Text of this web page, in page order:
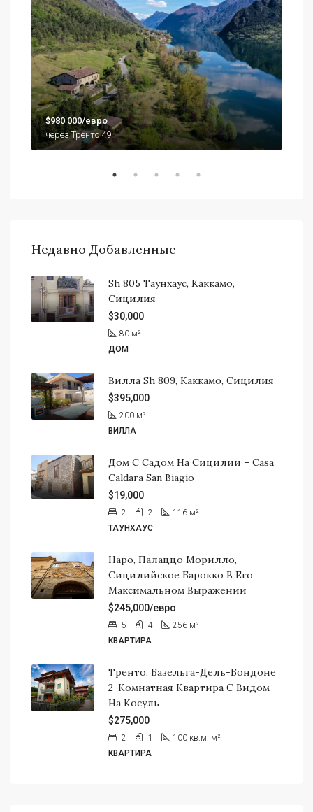
$980 000/евро
через Тренто 49
Недавно Добавленные
Sh 805 Таунхаус, Каккамо,
Сицилия
$30,000
80 м²
ДОМ
Вилла Sh 809, Каккамо, Сицилия
$395,000
200 м²
ВИЛЛА
Дом С Садом На Сицилии – Casa
Caldara San Biagio
$19,000
2 2 116 м²
ТАУНХАУС
Наро, Палаццо Морилло,
Сицилийское Барокко В Его
Максимальном Выражении
$245,000/евро
5 4 256 м²
КВАРТИРА
Тренто, Базельга-Дель-Бондоне
2-Комнатная Квартира С Видом
На Косуль
$275,000
2 1 100 кв.м. м²
КВАРТИРА